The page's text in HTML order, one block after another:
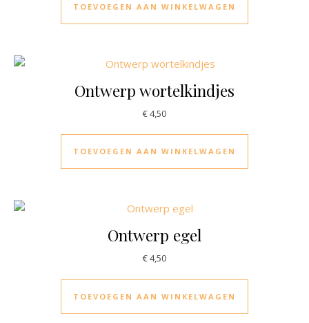
TOEVOEGEN AAN WINKELWAGEN
Ontwerp wortelkindjes
€4,50
TOEVOEGEN AAN WINKELWAGEN
Ontwerp egel
€4,50
TOEVOEGEN AAN WINKELWAGEN